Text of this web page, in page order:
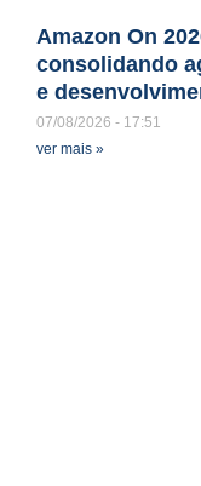
Amazon On
consolidando
e
07/08/2026
17:51
ver mais »